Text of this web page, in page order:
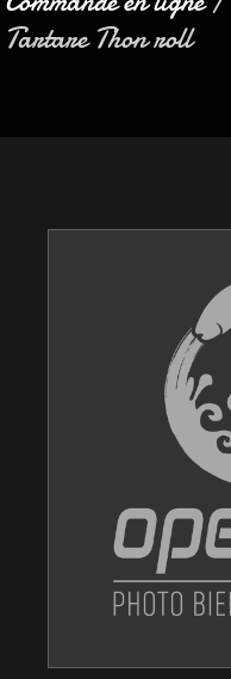
Tartare Thon roll